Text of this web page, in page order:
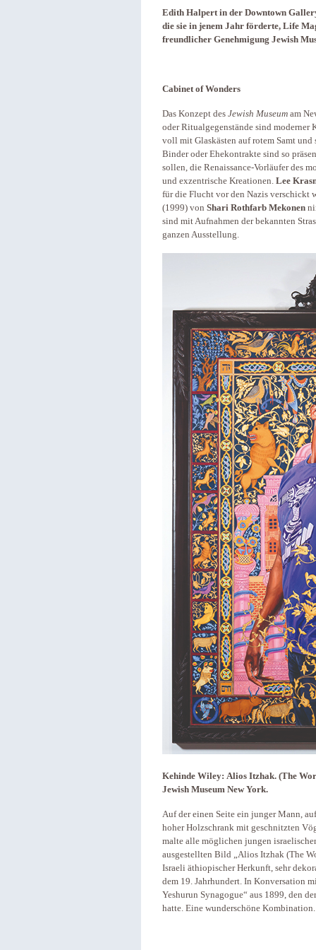
Edith Halpert in der Downtown
die sie in jenem Jahr förderte, Life
freundlicher Genehmigung Jewish
Cabinet of Wonders
Das Konzept des Jewish Museum am
oder Ritualgegenstände sind moderner
voll mit Glaskästen auf rotem Samt
Binder oder Ehekontrakte sind so
sollen, die Renaissance-Vorläufer des
und exzentrische Kreationen. Lee
für die Flucht vor den Nazis verschickt
(1999) von Shari Rothfarb Mekonen
sind mit Aufnahmen der bekannten
ganzen Ausstellung.
Kehinde Wiley: Alios Itzhak. (The
Jewish Museum New York.
Auf der einen Seite ein junger Mann,
hoher Holzschrank mit geschnitzten
malte alle möglichen jungen
ausgestellten Bild „Alios Itzhak (The
Israeli äthiopischer Herkunft, sehr
dem 19. Jahrhundert. In Konversation
Yeshurun Synagogue“ aus 1899, den
hatte. Eine wunderschöne Kombination.